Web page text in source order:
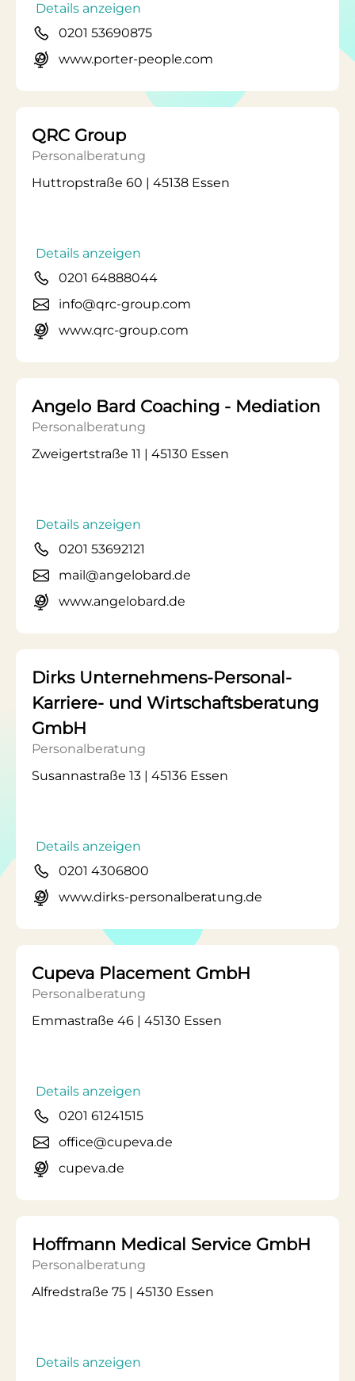
Details anzeigen
0201 53690875
www.porter-people.com
QRC Group
Personalberatung
Huttropstraße 60 | 45138 Essen
Details anzeigen
0201 64888044
info@qrc-group.com
www.qrc-group.com
Angelo Bard Coaching - Mediation
Personalberatung
Zweigertstraße 11 | 45130 Essen
Details anzeigen
0201 53692121
mail@angelobard.de
www.angelobard.de
Dirks Unternehmens-Personal-
Karriere- und Wirtschaftsberatung
GmbH
Personalberatung
Susannastraße 13 | 45136 Essen
Details anzeigen
0201 4306800
www.dirks-personalberatung.de
Cupeva Placement GmbH
Personalberatung
Emmastraße 46 | 45130 Essen
Details anzeigen
0201 61241515
office@cupeva.de
cupeva.de
Hoffmann Medical Service GmbH
Personalberatung
Alfredstraße 75 | 45130 Essen
Details anzeigen